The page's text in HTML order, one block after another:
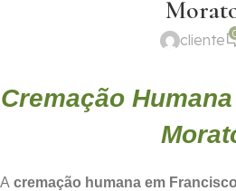
cliente
Cremação
A cremação humana em